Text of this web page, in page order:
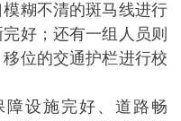
糊不清的斑马线进行
好；还有一组人员则
位的交通护栏进行校
设施完好、道路畅